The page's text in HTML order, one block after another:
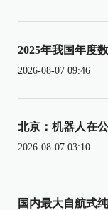
2025年我国年度
2026-08-07 09:46
北京：机器人在
2026-08-07 03:10
国内最大自航式